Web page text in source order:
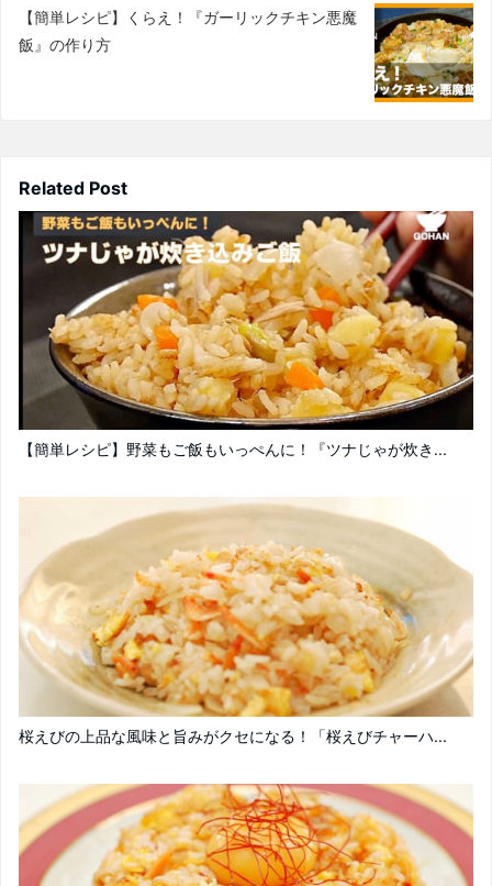
【簡単レシピ】くらえ！『ガーリックチキン悪魔
飯』の作り方
Related Post
【簡単レシピ】野菜もご飯もいっぺんに！『ツナじゃが炊き...
桜えびの上品な風味と旨みがクセになる！「桜えびチャーハ...